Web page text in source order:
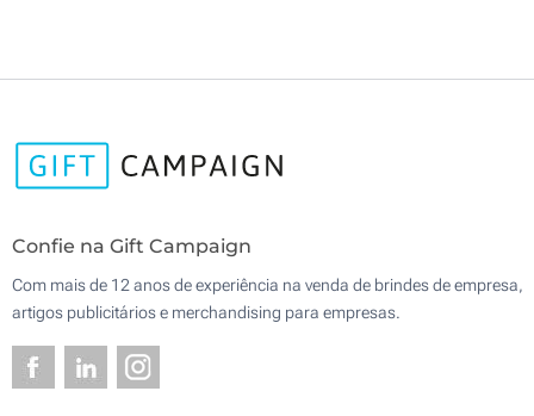
Confie na Gift Campaign
Com mais de 12 anos de experiência na venda de brindes de empresa,
artigos publicitários e merchandising para empresas.